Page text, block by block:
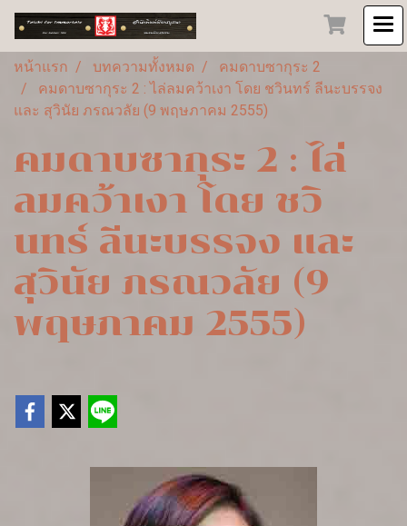
หน้าแรก บทความทั้งหมด
คมดาบซากุระ 2
คมดาบซากุระ 2 : ไล่ลมคว้าเงา โดย ชวินทร์ ลีนะบรรจง
และ สุวินัย ภรณวลัย (9 พฤษภาคม 2555)
คมดาบซากุระ 2 : ไล่
ลมคว้าเงา โดย ชวิ
นทร์ ลีนะบรรจง และ
สุวินัย ภรณวลัย (9
พฤษภาคม 2555)